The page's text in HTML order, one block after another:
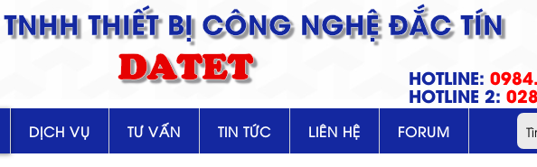
THIẾT BỊ CÔNG NGHỆ ĐẮC TÍN
DATET HOTLINE:
HOTLINE 2:
DỊCH VỤ TƯ VẤN TIN TỨC LIÊN HỆ FORUM